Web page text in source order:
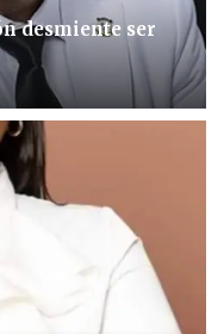
desmiente ser